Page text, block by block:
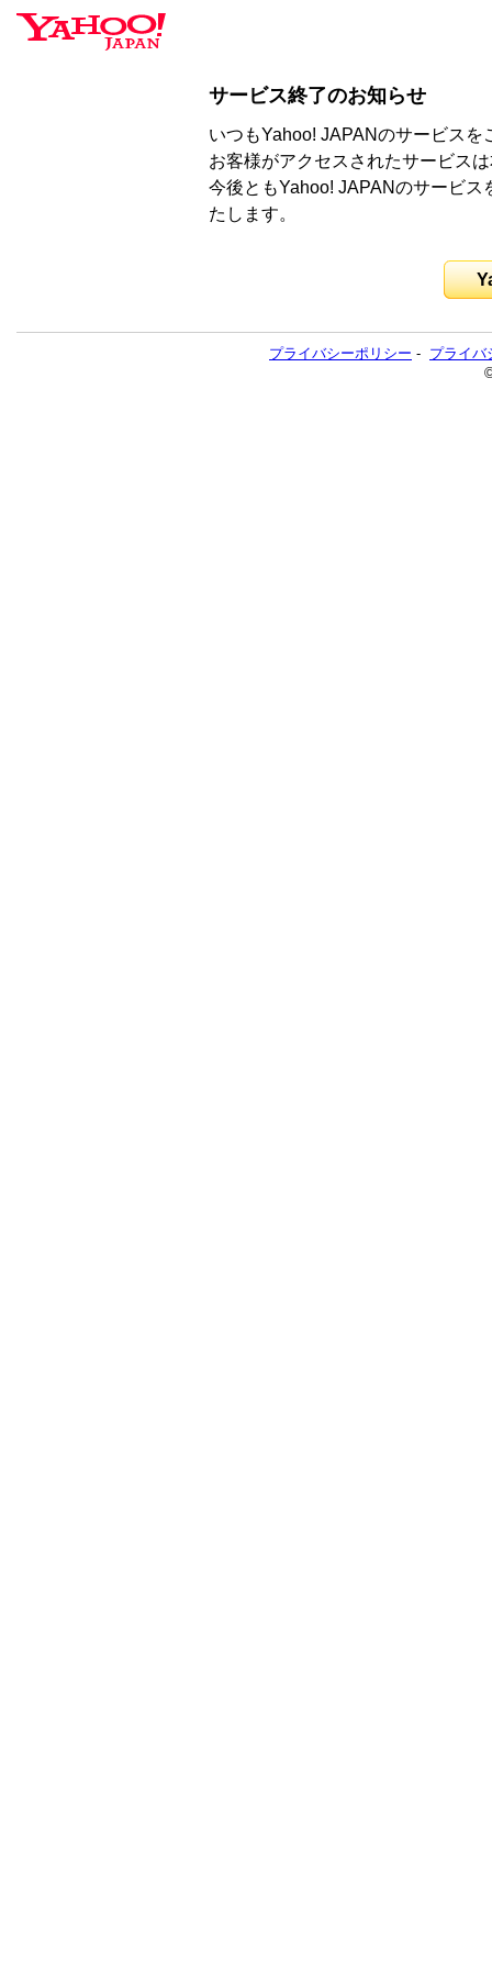
サービス終了のお知らせ
いつもYahoo! JAPANのサービス
お客様がアクセスされたサービス
今後ともYahoo! JAPANのサービ
たします。
プライバシーポリシー - プライバ